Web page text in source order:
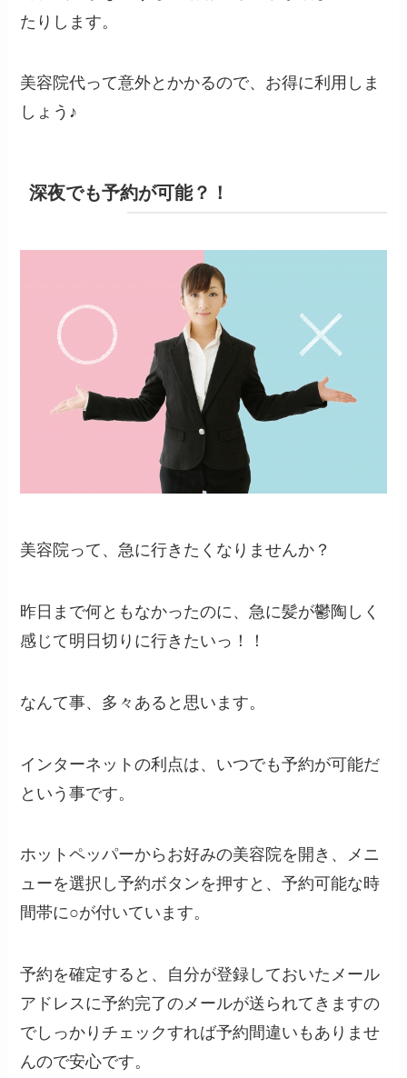
たりします。
美容院代って意外とかかるので、お得に利用しま
しょう♪
深夜でも予約が可能？！
美容院って、急に行きたくなりませんか？
昨日まで何ともなかったのに、急に髪が鬱陶しく
感じて明日切りに行きたいっ！！
なんて事、多々あると思います。
インターネットの利点は、いつでも予約が可能だ
という事です。
ホットペッパーからお好みの美容院を開き、メニ
ューを選択し予約ボタンを押すと、予約可能な時
間帯に○が付いています。
予約を確定すると、自分が登録しておいたメール
アドレスに予約完了のメールが送られてきますの
でしっかりチェックすれば予約間違いもありませ
んので安心です。